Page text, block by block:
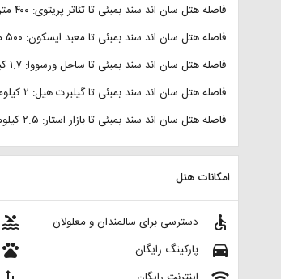
فاصله هتل سان اند سند بمبئی تا تئاتر پریتوی: ۴۰۰ متر
فاصله هتل سان اند سند بمبئی تا معبد ایسکون: ۵۰۰ متر
فاصله هتل سان اند سند بمبئی تا ساحل ورسووا: ۱.۷ کیلومتر
فاصله هتل سان اند سند بمبئی تا گیلبرت هیل: ۲ کیلومتر
فاصله هتل سان اند سند بمبئی تا بازار استار: ۲.۵ کیلومتر
امکانات هتل
pool
pets
accessible دسترسی برای سالمندان و معلولان
directions_car پارکینگ رایگان